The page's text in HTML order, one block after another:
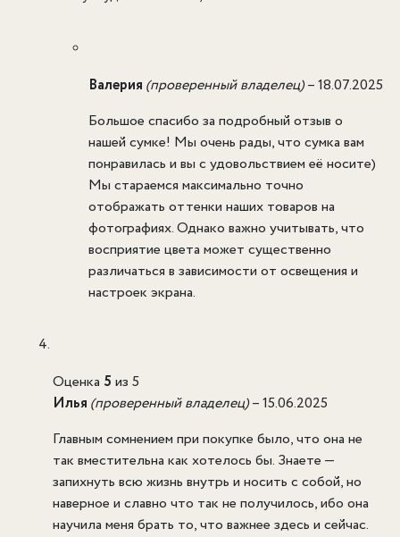
Валерия (проверенный владелец)–18.07.2025
Большое спасибо за подробный отзыв о
нашей сумке! Мы очень рады, что сумка вам
понравилась и вы с удовольствием её носите)
Мы стараемся максимально точно
отображать оттенки наших товаров на
фотографиях. Однако важно учитывать, что
восприятие цвета может существенно
различаться в зависимости от освещения и
настроек экрана.
Оценка 5 из 5
Илья (проверенный владелец)–15.06.2025
Главным сомнением при покупке было, что она не
так вместительна как хотелось бы. Знаете —
запихнуть всю жизнь внутрь и носить с собой, но
наверное и славно что так не получилось, ибо она
научила меня брать то, что важнее здесь и сейчас.